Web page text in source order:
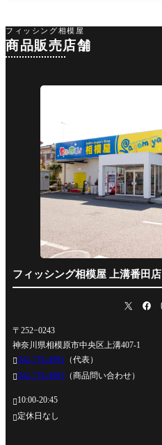
フィッシング相模屋
商品販売店舗
フィッシング相模屋 上溝番田店
〒252−0243
神奈川県相模原市中央区上溝407-1
042-778-4991
（代表）
042-778-4995 （商品問い合わせ）
10:00-20:45
定休日なし